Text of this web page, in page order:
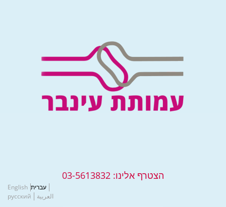
הצטרף אלינו: 03-5613832
עברית
English
русский
العربية